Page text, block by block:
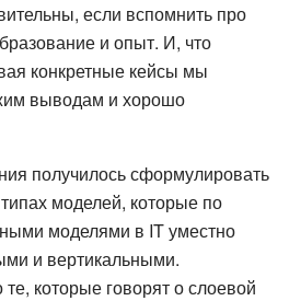
если вспомнить про
и опыт. И, что
конкретные кейсы мы
выводам и хорошо
получилось сформулировать
моделей, которые по
моделями в IT уместно
и вертикальными.
которые говорят о слоевой